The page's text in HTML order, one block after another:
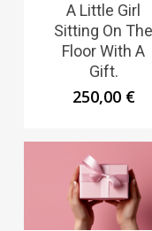
A Little Girl
Sitting On The
Floor With A
Gift.
250,00 €